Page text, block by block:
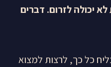
יכולה לזרום. דברים
כל כך, לרצות למצוא